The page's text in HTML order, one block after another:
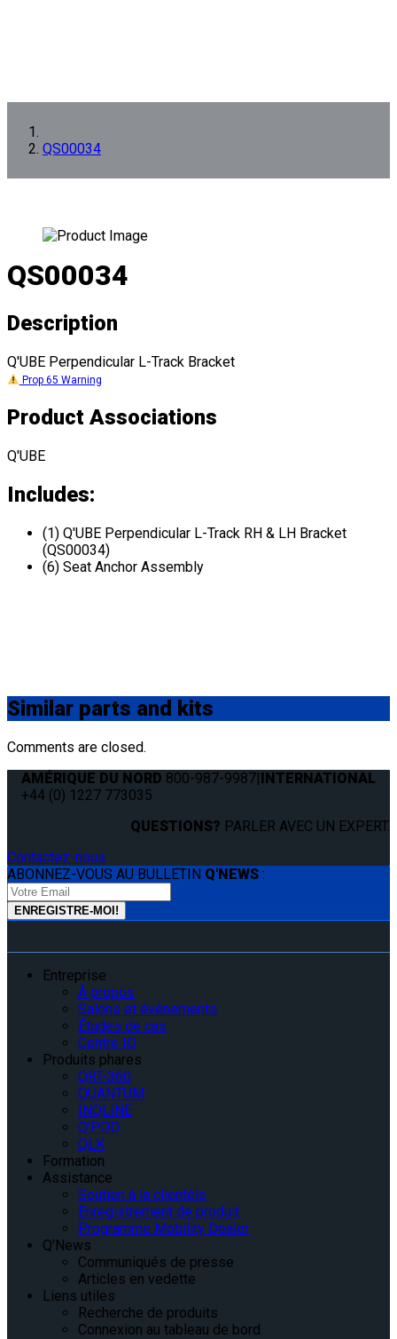
QS00034
QS00034
Description
Q'UBE Perpendicular L-Track Bracket
Prop 65 Warning
Product Associations
Q'UBE
Includes:
(1) Q'UBE Perpendicular L-Track RH & LH Bracket
(QS00034)
(6) Seat Anchor Assembly
Similar parts and kits
Comments are closed.
AMÉRIQUE DU NORD 800-987-9987|INTERNATIONAL
+44 (0) 1227 773035
QUESTIONS? PARLER AVEC UN EXPERT.
Contactez-nous
ABONNEZ-VOUS AU BULLETIN Q'NEWS :
Entreprise
À propos
Salons et événements
Études de cas
Centre IQ
Produits phares
QRT-360
QUANTUM
INQLINE
Q’POD
QLK
Formation
Assistance
Soutien à la clientèle
Enregistrement de produit
Programme Mobility Dealer
Q’News
Communiqués de presse
Articles en vedette
Liens utiles
Recherche de produits
Connexion au tableau de bord